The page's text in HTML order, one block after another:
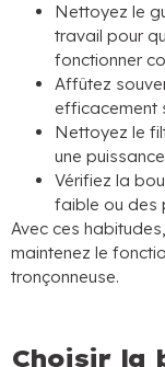
Nettoyez le
travail pour
fonctionner
Affûtez
efficacement
Nettoyez le
une
Vérifiez la
faible ou des
Avec ces
maintenez le
tronçonneuse.
Choisir la